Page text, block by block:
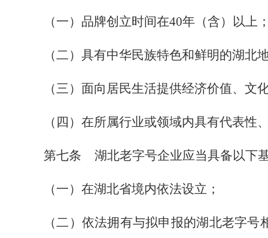
（一）品牌创立时间在40年（含）以上
（二）具有中华民族特色和鲜明的湖北
（三）面向居民生活提供经济价值、文
（四）在所属行业或领域内具有代表
第七条 湖北老字号企业应当具备以下
（一）在湖北省境内依法设立；
（二）依法拥有与拟申报的湖北老字